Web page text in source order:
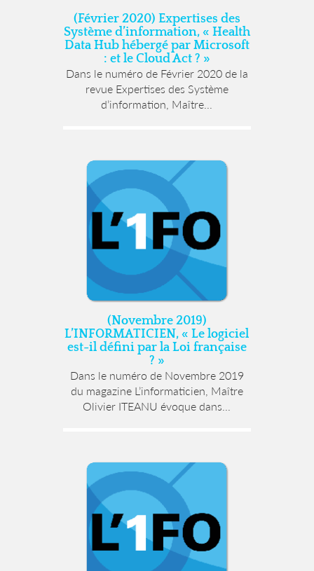
(Février 2020) Expertises des
Système d’information, « Health
Data Hub hébergé par Microsoft
: et le Cloud Act ? »
Dans le numéro de Février 2020 de la
revue Expertises des Système
d’information, Maître...
(Novembre 2019)
L’INFORMATICIEN, « Le logiciel
est-il défini par la Loi française
? »
Dans le numéro de Novembre 2019
du magazine L’informaticien, Maître
Olivier ITEANU évoque dans...